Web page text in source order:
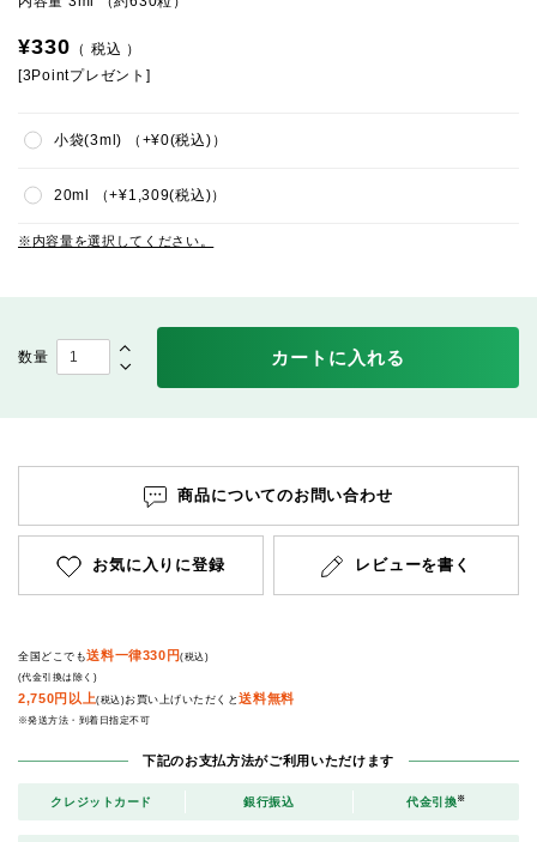
¥330
税込
[3Pointプレゼント]
内容量を選択してください。
小袋(3ml) +¥0 税込
20ml +¥1,309 税込
カートに入れる
商品についてのお問い合わせ
お気に入りに登録 レビューを書く
全国どこでも送料一律330円(税込)
(代金引換は除く)
2,750円以上(税込)お買い上げいただくと送料無料
※発送方法・到着日指定不可
下記のお支払方法がご利用いただけます
クレジットカード 銀行振込 代金引換※